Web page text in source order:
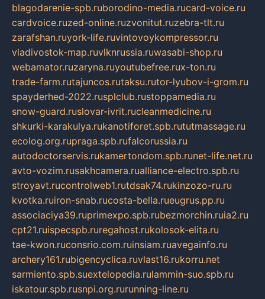
blagodarenie-spb.ruborodino-media.rucard-voice.ru
cardvoice.ruzed-online.ruzvonitut.ruzebra-tlt.ru
zarafshan.ruyork-life.ruvintovoykompressor.ru
vladivostok-map.ruvlknrussia.ruwasabi-shop.ru
webamator.ruzaryna.ruyoutubefree.rux-ton.ru
trade-farm.rutajuncos.rutaksu.rutor-lyubov-i-grom.ru
spayderhed-2022.rusplclub.rustoppamedia.ru
snow-guard.ruslovar-ivrit.rucleanmedicine.ru
shkurki-karakulya.rukanotiforet.spb.rututmassage.ru
ecolog.org.rupraga.spb.rufalcorussia.ru
autodoctorservis.rukamertondom.spb.runet-life.net.ru
avto-vozim.rusakhcamera.rualliance-electro.spb.ru
stroyavt.rucontrolweb1.rutdsak74.rukinzozo-ru.ru
kvotka.ruiron-snab.rucosta-bella.rueugrus.pp.ru
associaciya39.ruprimexpo.spb.rubezmorchin.ruia2.ru
cpt21.ruispecspb.ruregahost.rukolosok-elita.ru
tae-kwon.ruconsrio.com.ruinsiam.ruavegainfo.ru
archery161.rubigencyclica.ruvlast16.rukorru.net
sarmiento.spb.suextelopedia.rulammin-suo.spb.ru
iskatour.spb.rusnpi.org.rurunning-line.ru